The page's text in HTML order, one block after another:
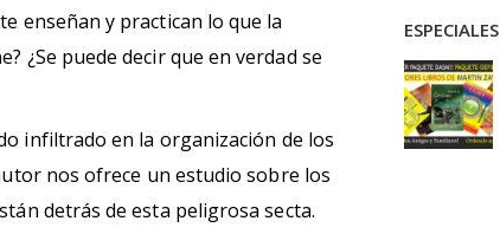
enseñan y practican lo que la
¿Se puede decir que en verdad se
infiltrado en la organización de los
nos ofrece un estudio sobre los
detrás de esta peligrosa secta.
ESPECIALES